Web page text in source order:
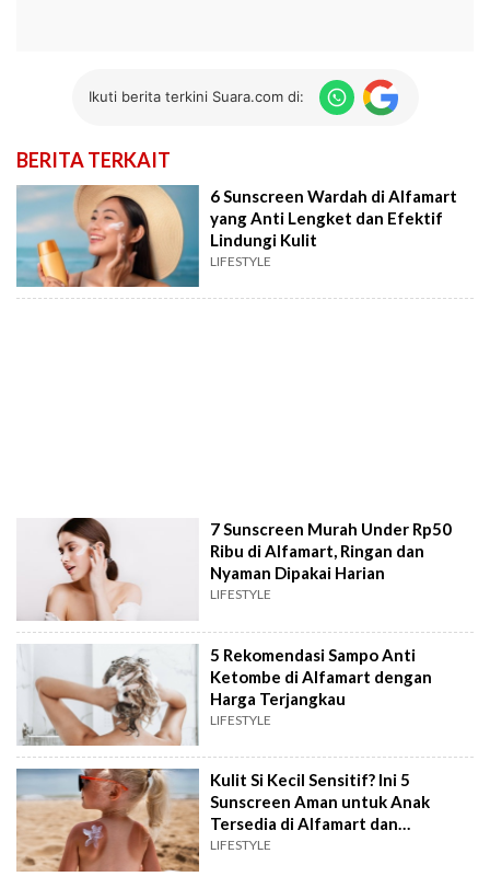
Ikuti berita terkini Suara.com di:
BERITA TERKAIT
6 Sunscreen Wardah di Alfamart
yang Anti Lengket dan Efektif
Lindungi Kulit
LIFESTYLE
7 Sunscreen Murah Under Rp50
Ribu di Alfamart, Ringan dan
Nyaman Dipakai Harian
LIFESTYLE
5 Rekomendasi Sampo Anti
Ketombe di Alfamart dengan
Harga Terjangkau
LIFESTYLE
Kulit Si Kecil Sensitif? Ini 5
Sunscreen Aman untuk Anak
Tersedia di Alfamart dan
Indomaret
LIFESTYLE